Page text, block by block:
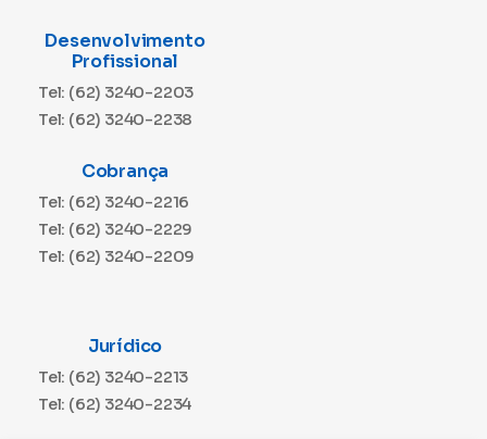
Desenvolvimento
Profissional
Tel: (62) 3240-2203
Tel: (62) 3240-2238
Cobrança
Tel: (62) 3240-2216
Tel: (62) 3240-2229
Tel: (62) 3240-2209
Jurídico
Tel: (62) 3240-2213
Tel: (62) 3240-2234